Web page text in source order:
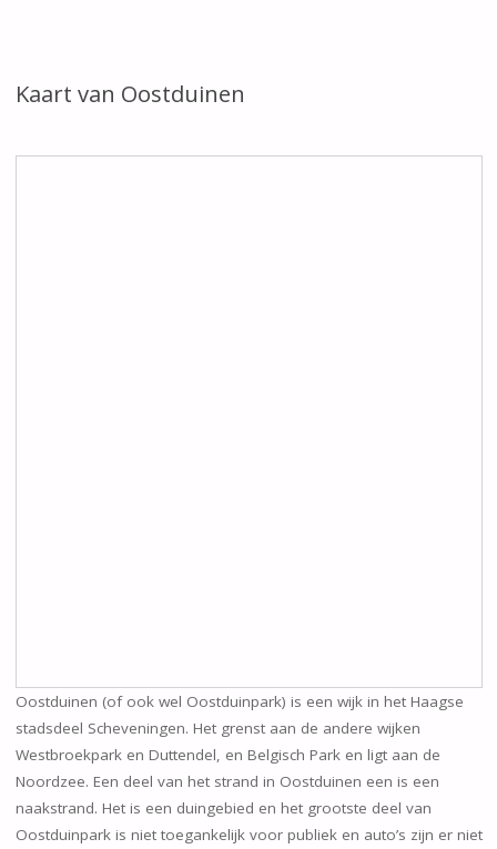
Kaart van Oostduinen
Oostduinen (of ook wel Oostduinpark) is een wijk in het Haagse
stadsdeel Scheveningen. Het grenst aan de andere wijken
Westbroekpark en Duttendel, en Belgisch Park en ligt aan de
Noordzee. Een deel van het strand in Oostduinen een is een
naakstrand. Het is een duingebied en het grootste deel van
Oostduinpark is niet toegankelijk voor publiek en auto’s zijn er niet